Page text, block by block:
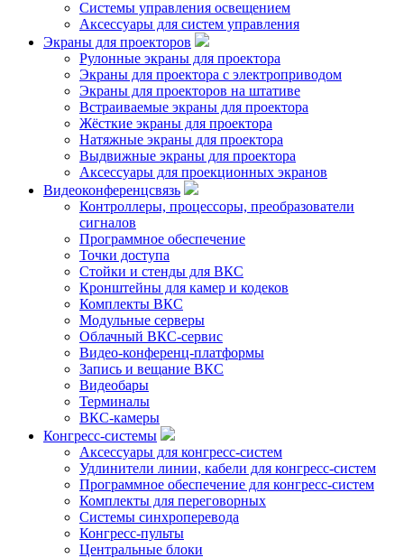
Системы управления освещением
Аксессуары для систем управления
Экраны для проекторов
Рулонные экраны для проектора
Экраны для проектора с электроприводом
Экраны для проекторов на штативе
Встраиваемые экраны для проектора
Жёсткие экраны для проектора
Натяжные экраны для проектора
Выдвижные экраны для проектора
Аксессуары для проекционных экранов
Видеоконференцсвязь
Контроллеры, процессоры, преобразователи
сигналов
Программное обеспечение
Точки доступа
Стойки и стенды для ВКС
Кронштейны для камер и кодеков
Комплекты ВКС
Модульные серверы
Облачный ВКС-сервис
Видео-конференц-платформы
Запись и вещание ВКС
Видеобары
Терминалы
ВКС-камеры
Конгресс-системы
Аксессуары для конгресс-систем
Удлинители линии, кабели для конгресс-систем
Программное обеспечение для конгресс-систем
Комплекты для переговорных
Системы синхроперевода
Конгресс-пульты
Центральные блоки